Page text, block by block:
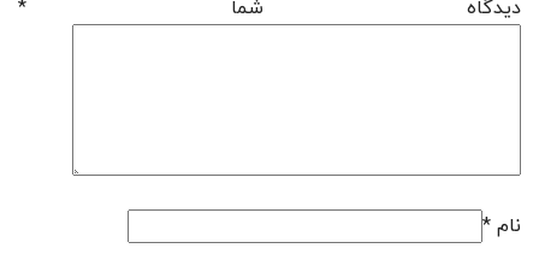
دیدگاه شما *
نام *